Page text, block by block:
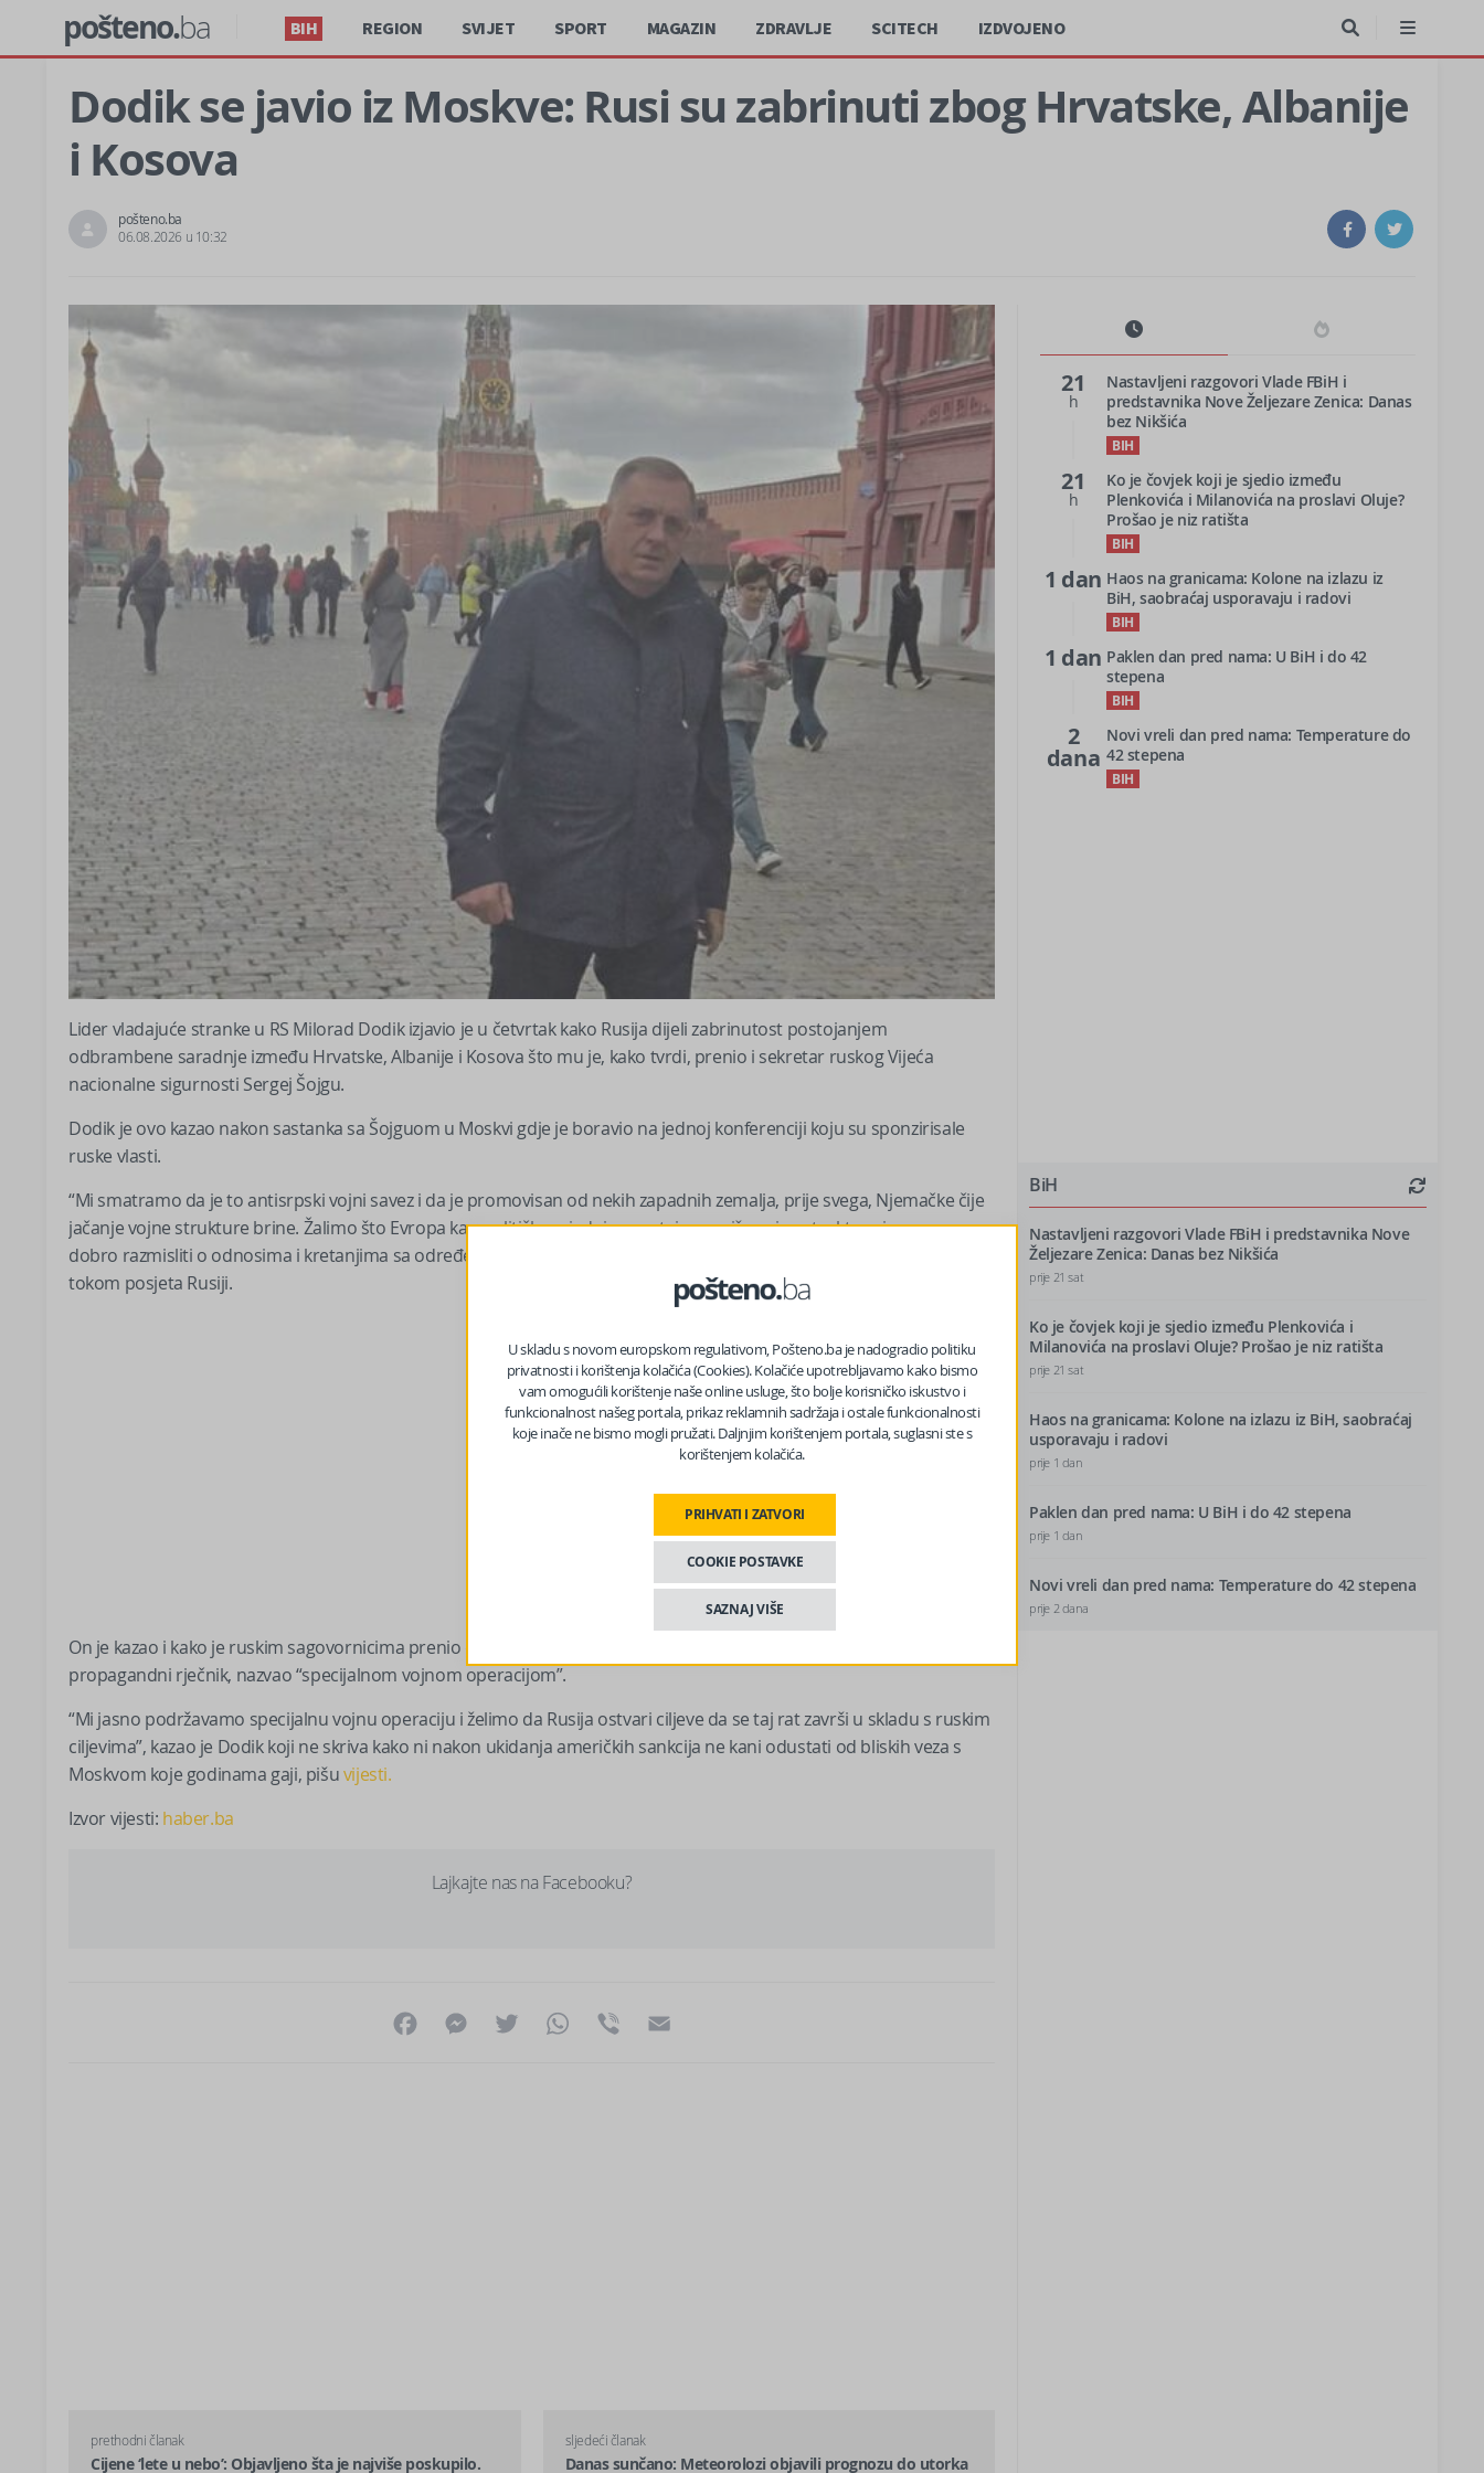
pošteno.ba BIH REGION SVIJET SPORT MAGAZIN ZDRAVLJE SCITECH IZDVOJENO
Dodik se javio iz Moskve: Rusi su zabrinuti zbog Hrvatske, Albanije
i Kosova
pošteno.ba
06.08.2026 u 10:32
Lider vladajuće stranke u RS Milorad Dodik izjavio je u četvrtak kako Rusija dijeli zabrinutost postojanjem
odbrambene saradnje između Hrvatske, Albanije i Kosova što mu je, kako tvrdi, prenio i sekretar ruskog Vijeća
nacionalne sigurnosti Sergej Šojgu.
Dodik je ovo kazao nakon sastanka sa Šojguom u Moskvi gdje je boravio na jednoj konferenciji koju su sponzirisale
ruske vlasti.
“Mi smatramo da je to antisrpski vojni savez i da je promovisan od nekih zapadnih zemalja, prije svega, Njemačke čije
jačanje vojne strukture brine. Žalimo što Evropa kao politička zajednica postaje sve više vojna struktura i moramo
dobro razmisliti o odnosima i kretanjima sa određenim strukturama”, kazao je Dodik novinarima iz RS koji su ga pratili
tokom posjeta Rusiji.
On je kazao i kako je ruskim sagovornicima prenio da u RS-u podržavaju agresiju na Ukrajinu koju je, koristeći, ruski
propagandni rječnik, nazvao “specijalnom vojnom operacijom”.
“Mi jasno podržavamo specijalnu vojnu operaciju i želimo da Rusija ostvari ciljeve da se taj rat završi u skladu s ruskim
ciljevima”, kazao je Dodik koji ne skriva kako ni nakon ukidanja američkih sankcija ne kani odustati od bliskih veza s
Moskvom koje godinama gaji, pišuvijesti.
Izvor vijesti: haber.ba
Lajkajte nas na Facebooku?
FacebookMessenger
Twitter WhatsApp
Viber
prethodni članak
Cijene ‘lete u nebo’: Objavljeno šta je najviše poskupilo.
sljedeći članak
Danas sunčano: Meteorolozi objavili prognozu do utorka
21
h
Nastavljeni razgovori Vlade FBiH i
predstavnika Nove Željezare Zenica: Danas
bez Nikšića
BIH
21
h
Ko je čovjek koji je sjedio između
Plenkovića i Milanovića na proslavi Oluje?
Prošao je niz ratišta
BIH
1 dan Haos na granicama: Kolone na izlazu iz
BiH, saobraćaj usporavaju i radovi
BIH
1 dan Paklen dan pred nama: U BiH i do 42
stepena
BIH
2
dana
Novi vreli dan pred nama: Temperature do
42 stepena
BIH
BiH
Nastavljeni razgovori Vlade FBiH i predstavnika Nove
Željezare Zenica: Danas bez Nikšića
prije 21 sat
Ko je čovjek koji je sjedio između Plenkovića i
Milanovića na proslavi Oluje? Prošao je niz ratišta
prije 21 sat
Haos na granicama: Kolone na izlazu iz BiH, saobraćaj
usporavaju i radovi
prije 1 dan
Paklen dan pred nama: U BiH i do 42 stepena
prije 1 dan
Novi vreli dan pred nama: Temperature do 42 stepena
prije 2 dana
U skladu s novom europskom regulativom, Pošteno.ba je nadogradio politiku
privatnosti i korištenja kolačića (Cookies). Kolačiće upotrebljavamo kako bismo
vam omogućili korištenje naše online usluge, što bolje korisničko iskustvo i
funkcionalnost našeg portala, prikaz reklamnih sadržaja i ostale funkcionalnosti
koje inače ne bismo mogli pružati. Daljnjim korištenjem portala, suglasni ste s
korištenjem kolačića.
PRIHVATI I ZATVORI
COOKIE POSTAVKE
SAZNAJ VIŠE